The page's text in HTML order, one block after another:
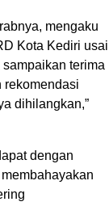
mengaku
Kota Kediri usai
terima
rekomendasi
dihilangkan,”
dengan